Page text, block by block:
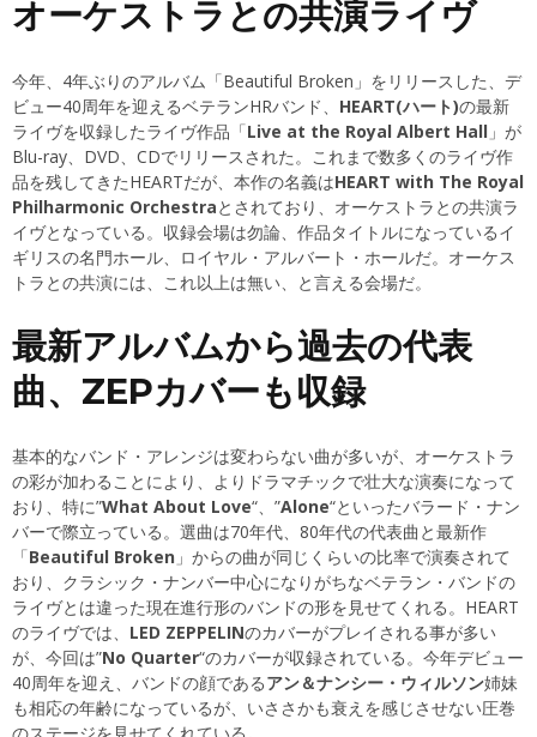
オーケストラとの共演ライヴ
今年、4年ぶりのアルバム「Beautiful Broken」をリリースした、デ
ビュー40周年を迎えるベテランHRバンド、 HEART(ハート)の最新
ライヴを収録したライヴ作品「Live at the Royal Albert Hall 」が
Blu-ray、DVD、CDでリリースされた。これまで数多くのライヴ作
品を残してきたHEARTだが、本作の名義はHEART with The Royal
Philharmonic Orchestraとされており、オーケストラとの共演ラ
イヴとなっている。収録会場は勿論、作品タイトルになっているイ
ギリスの名門ホール、ロイヤル・アルバート・ホールだ。オーケス
トラとの共演には、これ以上は無い、と言える会場だ。
最新アルバムから過去の代表
曲、ZEPカバーも収録
基本的なバンド・アレンジは変わらない曲が多いが、オーケストラ
の彩が加わることにより、よりドラマチックで壮大な演奏になって
おり、特に”What About Love“、”Alone“といったバラード・ナン
バーで際立っている。選曲は70年代、80年代の代表曲と最新作
「Beautiful Broken 」からの曲が同じくらいの比率で演奏されて
おり、クラシック・ナンバー中心になりがちなベテラン・バンドの
ライヴとは違った現在進行形のバンドの形を見せてくれる。HEART
のライヴでは、 LED ZEPPELINのカバーがプレイされる事が多い
が、今回は”No Quarter“のカバーが収録されている。今年デビュー
40周年を迎え、バンドの顔であるアン＆ナンシー・ウィルソン姉妹
も相応の年齢になっているが、いささかも衰えを感じさせない圧巻